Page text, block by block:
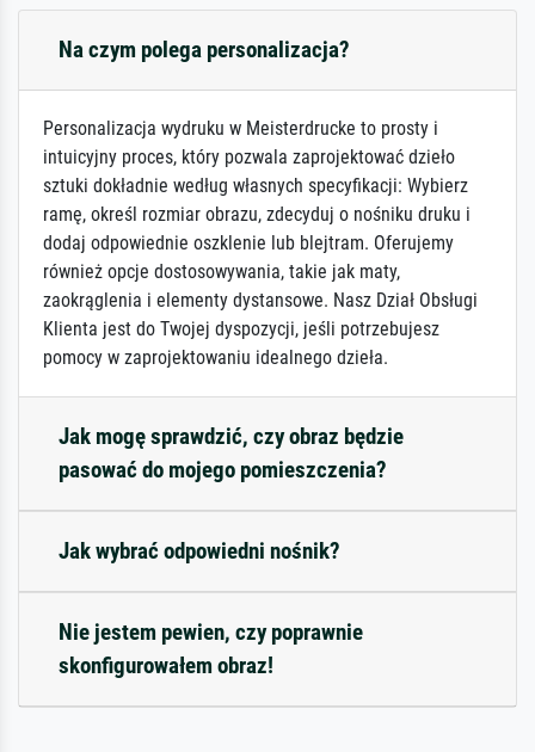
Na czym polega personalizacja?
Personalizacja wydruku w Meisterdrucke to prosty i
intuicyjny proces, który pozwala zaprojektować dzieło
sztuki dokładnie według własnych specyfikacji: Wybierz
ramę, określ rozmiar obrazu, zdecyduj o nośniku druku i
dodaj odpowiednie oszklenie lub blejtram. Oferujemy
również opcje dostosowywania, takie jak maty,
zaokrąglenia i elementy dystansowe. Nasz Dział Obsługi
Klienta jest do Twojej dyspozycji, jeśli potrzebujesz
pomocy w zaprojektowaniu idealnego dzieła.
Jak mogę sprawdzić, czy obraz będzie
pasować do mojego pomieszczenia?
Jak wybrać odpowiedni nośnik?
Nie jestem pewien, czy poprawnie
skonfigurowałem obraz!